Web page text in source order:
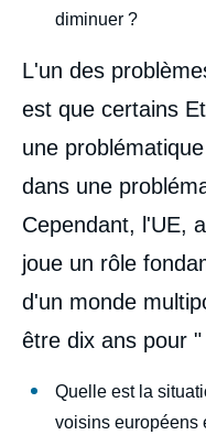
diminuer ?
L'un des
est que certains
une
dans une
Cependant, l'UE,
joue un rôle
d'un monde
être dix ans pour
Quelle est la
voisins européens